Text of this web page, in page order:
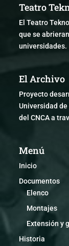
Teatro
El Teatro
que se
universidades.
El Archivo
Proyecto
Universidad
del CNCA a
Menú
Inicio
Documentos
Elenco
Montajes
Extensión y
Historia